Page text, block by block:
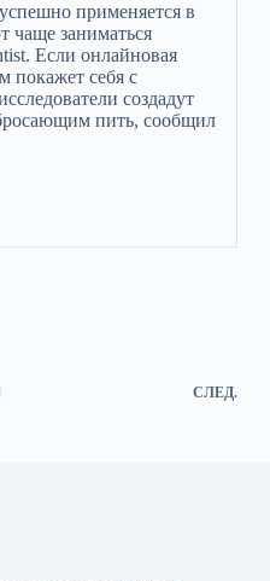
применяется в
заниматься
Если онлайновая
покажет себя с
создадут
пить, сообщил
СЛЕД.